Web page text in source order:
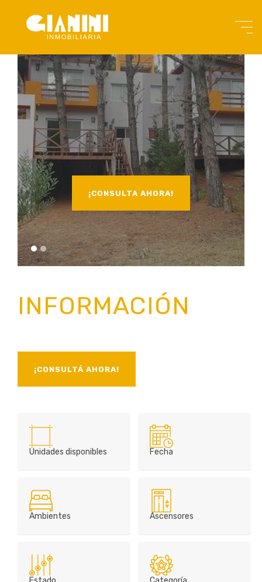
¡CONSULTA AHORA!
INFORMACIÓN
¡CONSULTÁ AHORA!
Unidades disponibles Fecha
Ambientes Ascensores